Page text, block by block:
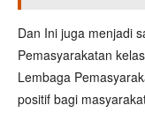
Dan Ini juga menjadi
Pemasyarakatan
Lembaga
positif bagi